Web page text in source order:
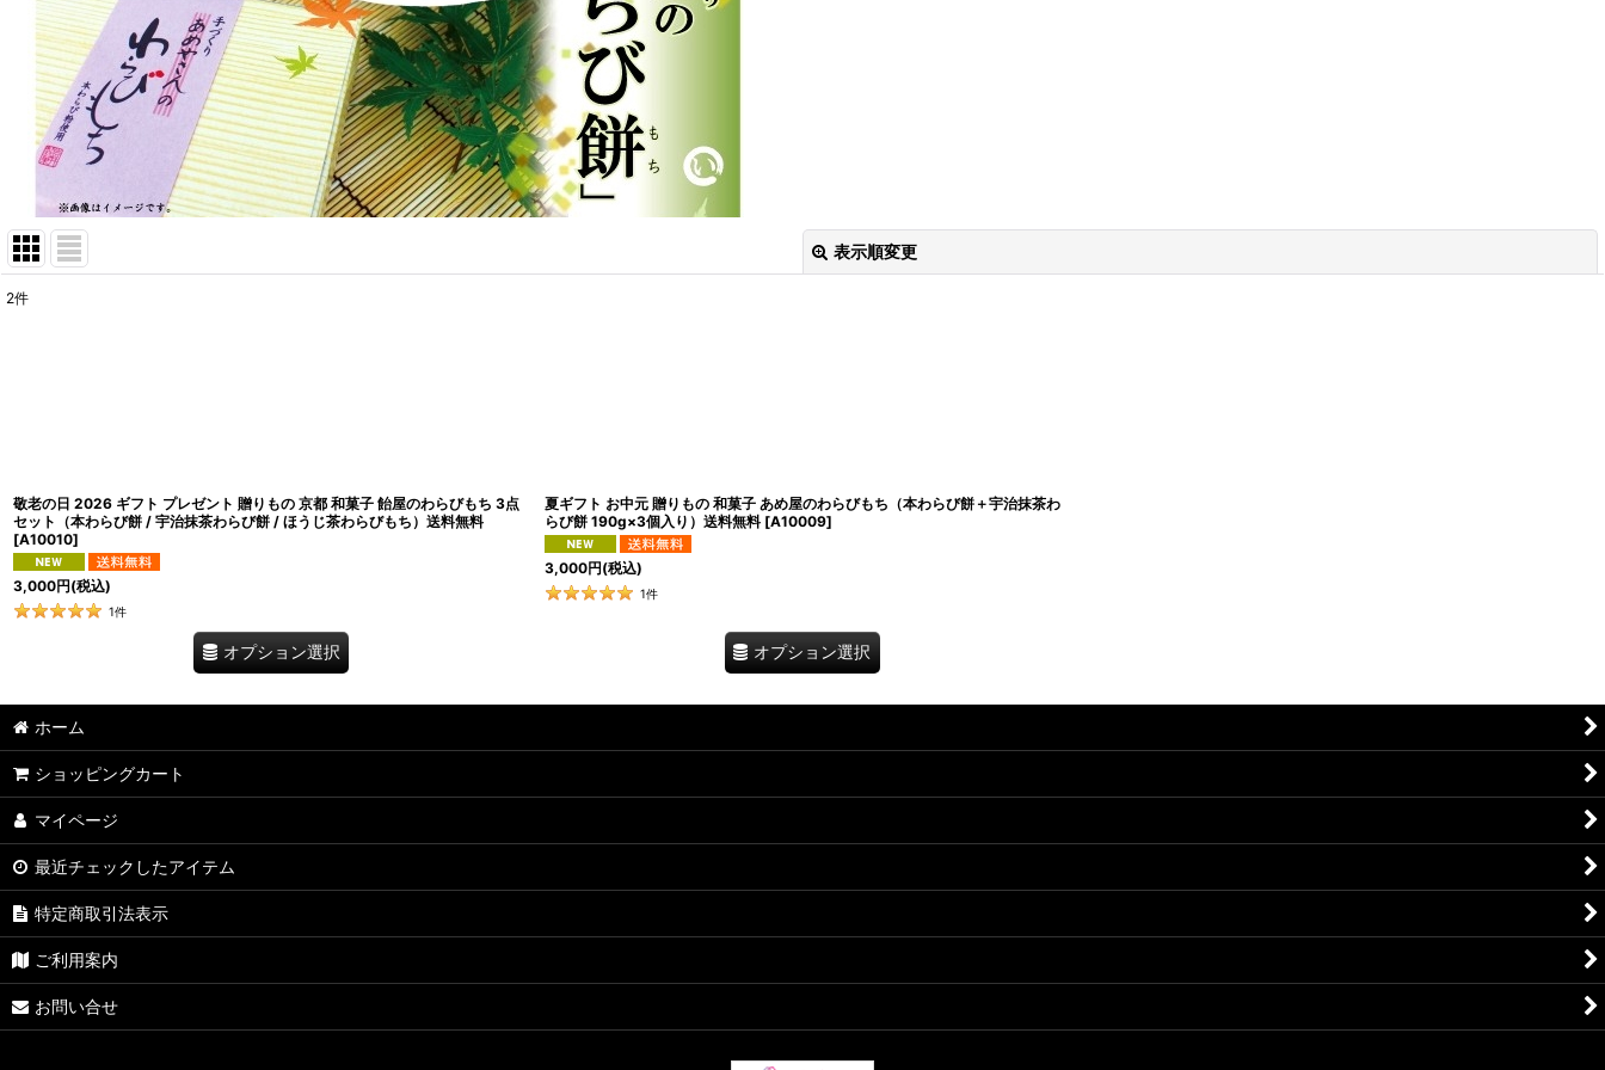
表示順変更
2件
敬老の日 2026 ギフト プレゼント 贈りもの 京都 和菓子 飴屋のわらびもち 3点
セット（本わらび餅 / 宇治抹茶わらび餅 / ほうじ茶わらびもち）送料無料
[A10010]
3,000円(税込)
1件
オプション選択
夏ギフト お中元 贈りもの 和菓子 あめ屋のわらびもち（本わらび餅＋宇治抹茶わ
らび餅 190g×3個入り）送料無料 [A10009]
3,000円(税込)
1件
オプション選択
ホーム
ショッピングカート
マイページ
最近チェックしたアイテム
特定商取引法表示
ご利用案内
お問い合せ